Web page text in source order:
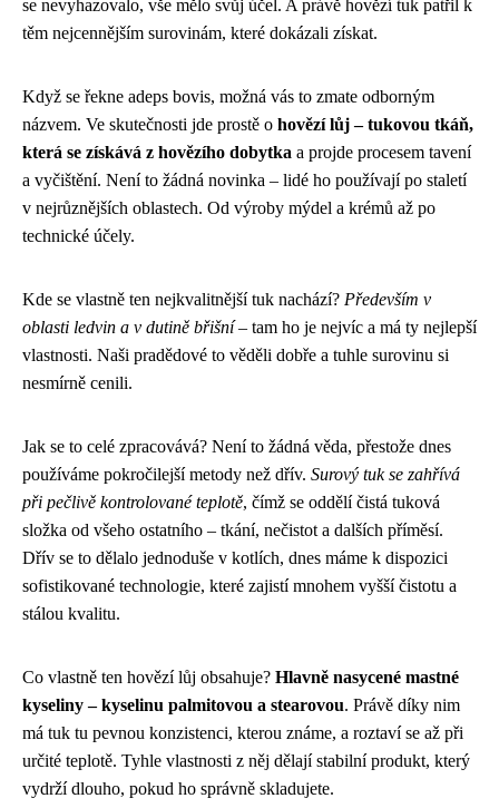
se nevyhazovalo, vše mělo svůj účel. A právě hovězí tuk patřil k
těm nejcennějším surovinám, které dokázali získat.
Když se řekne adeps bovis, možná vás to zmate odborným
názvem. Ve skutečnosti jde prostě o hovězí lůj – tukovou tkáň,
která se získává z hovězího dobytka a projde procesem tavení
a vyčištění. Není to žádná novinka – lidé ho používají po staletí
v nejrůznějších oblastech. Od výroby mýdel a krémů až po
technické účely.
Kde se vlastně ten nejkvalitnější tuk nachází? Především v
oblasti ledvin a v dutině břišní– tam ho je nejvíc a má ty nejlepší
vlastnosti. Naši pradědové to věděli dobře a tuhle surovinu si
nesmírně cenili.
Jak se to celé zpracovává? Není to žádná věda, přestože dnes
používáme pokročilejší metody než dřív. Surový tuk se zahřívá
při pečlivě kontrolované teplotě, čímž se oddělí čistá tuková
složka od všeho ostatního – tkání, nečistot a dalších příměsí.
Dřív se to dělalo jednoduše v kotlích, dnes máme k dispozici
sofistikované technologie, které zajistí mnohem vyšší čistotu a
stálou kvalitu.
Co vlastně ten hovězí lůj obsahuje? Hlavně nasycené mastné
kyseliny – kyselinu palmitovou a stearovou. Právě díky nim
má tuk tu pevnou konzistenci, kterou známe, a roztaví se až při
určité teplotě. Tyhle vlastnosti z něj dělají stabilní produkt, který
vydrží dlouho, pokud ho správně skladujete.